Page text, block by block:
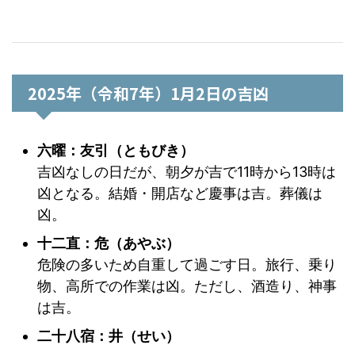
2025年（令和7年）1月2日の吉凶
六曜：友引（ともびき）
吉凶なしの日だが、朝夕が吉で11時から13時は
凶となる。結婚・開店など慶事は吉。葬儀は
凶。
十二直：危（あやぶ）
危険の多いため自重して過ごす日。旅行、乗り
物、高所での作業は凶。ただし、酒造り、神事
は吉。
二十八宿：井（せい）